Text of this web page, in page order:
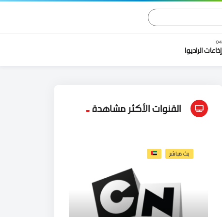
إذاعات الراديوا
القنوات الأكثر مشاهدة
بث مباشر